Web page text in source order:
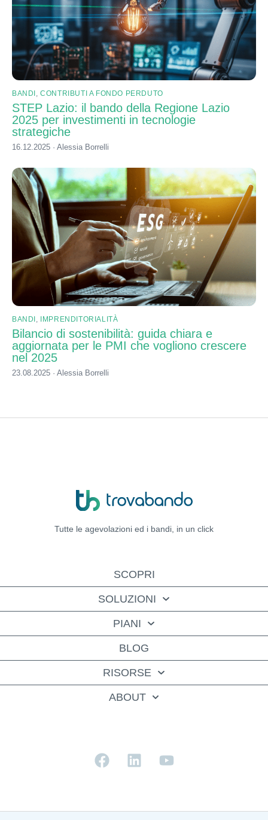
BANDI ,CONTRIBUTI A FONDO PERDUTO
STEP Lazio: il bando della Regione Lazio
2025 per investimenti in tecnologie
strategiche
16.12.2025 · Alessia Borrelli
BANDI , IMPRENDITORIALITÀ
Bilancio di sostenibilità: guida chiara e
aggiornata per le PMI che vogliono crescere
nel 2025
23.08.2025 · Alessia Borrelli
Tutte le agevolazioni ed i bandi, in un click
SCOPRI
SOLUZIONI
PIANI
BLOG
RISORSE
ABOUT